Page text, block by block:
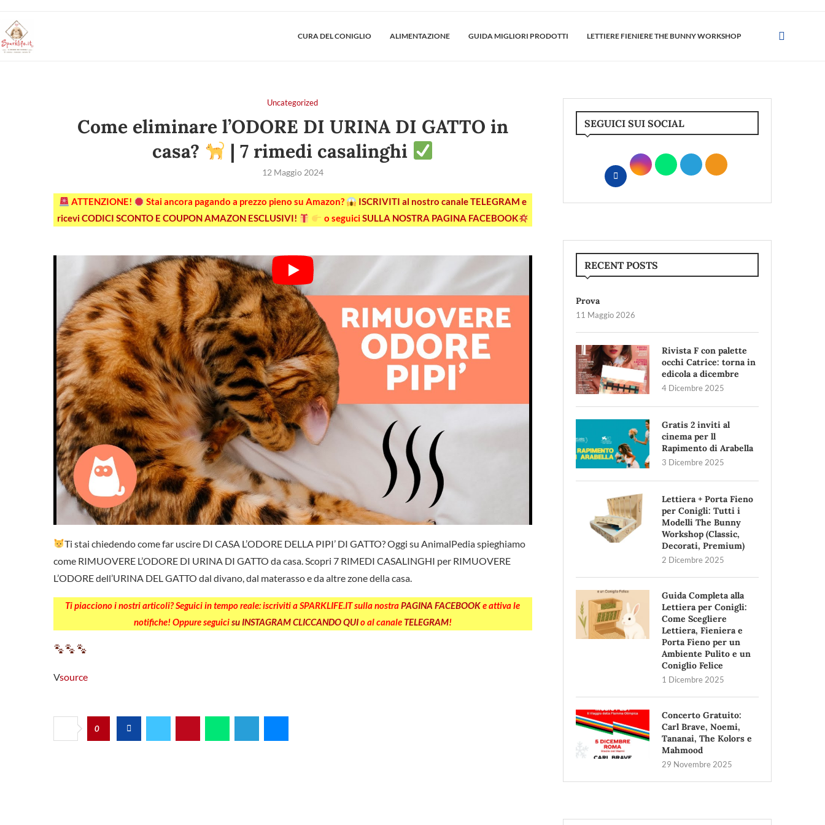
CURA DEL CONIGLIO ALIMENTAZIONE GUIDA MIGLIORI PRODOTTI LETTIERE FIENIERE THE BUNNY WORKSHOP
Uncategorized
Come eliminare l’ODORE DI URINA DI GATTO in
casa?
| 7 rimedi casalinghi
12 Maggio 2024
ATTENZIONE! Stai ancora pagando a prezzo pieno su Amazon?
ISCRIVITI al nostro canale TELEGRAM e
ricevi CODICI SCONTO E COUPON AMAZON ESCLUSIVI!
o seguiciSULLA NOSTRA PAGINA FACEBOOK
Ti stai chiedendo come far uscire DI CASA L’ODORE DELLA PIPI’ DI GATTO? Oggi su AnimalPedia spieghiamo
come RIMUOVERE L’ODORE DI URINA DI GATTO da casa. Scopri 7 RIMEDI CASALINGHI per RIMUOVERE
L’ODORE dell’URINA DEL GATTO dal divano, dal materasso e da altre zone della casa.
Ti piacciono i nostri articoli? Seguici in tempo reale: iscriviti a SPARKLIFE.IT sulla nostraPAGINA FACEBOOKe attiva le
notifiche! Oppure seguicisu INSTAGRAM CLICCANDO QUIo al canale TELEGRAM!
Vsource
0
SEGUICI SUI SOCIAL
RECENT POSTS
Prova
11 Maggio 2026
Rivista F con palette
occhi Catrice: torna in
edicola a dicembre
4 Dicembre 2025
Gratis 2 inviti al
cinema per ll
Rapimento di Arabella
3 Dicembre 2025
Lettiera + Porta Fieno
per Conigli: Tutti i
Modelli The Bunny
Workshop (Classic,
Decorati, Premium)
2 Dicembre 2025
Guida Completa alla
Lettiera per Conigli:
Come Scegliere
Lettiera, Fieniera e
Porta Fieno per un
Ambiente Pulito e un
Coniglio Felice
1 Dicembre 2025
Concerto Gratuito:
Carl Brave, Noemi,
Tananai, The Kolors e
Mahmood
29 Novembre 2025